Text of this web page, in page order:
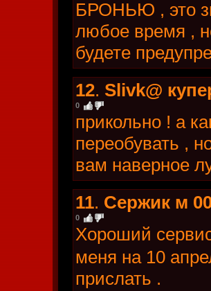
БРОНЬЮ , это
любое время ,
будете
12. Slivk@
0
прикольно ! а
переобувать ,
вам наверное
11. Сержик м
0
Хороший
меня на 10
прислать .